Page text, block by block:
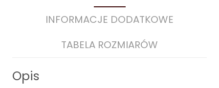
INFORMACJE DODATKOWE
TABELA ROZMIARÓW
Opis